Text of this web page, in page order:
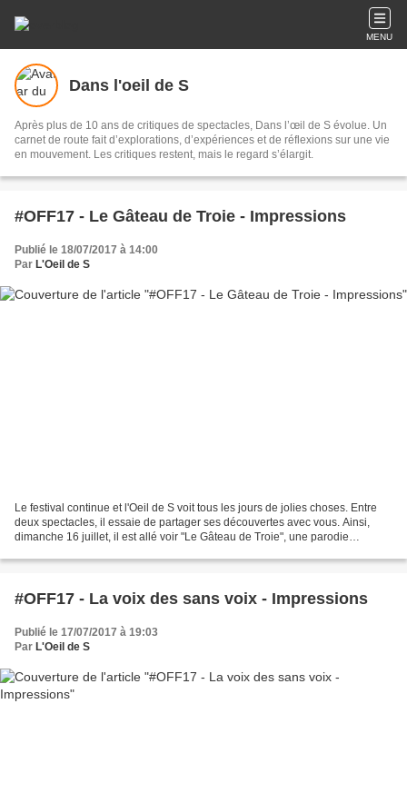
MENU
Dans l'oeil de S
Après plus de 10 ans de critiques de spectacles, Dans l’œil de S évolue. Un
carnet de route fait d’explorations, d’expériences et de réflexions sur une vie
en mouvement. Les critiques restent, mais le regard s’élargit.
#OFF17 - Le Gâteau de Troie - Impressions
Publié le 18/07/2017 à 14:00
Par L'Oeil de S
Le festival continue et l'Oeil de S voit tous les jours de jolies choses. Entre
deux spectacles, il essaie de partager ses découvertes avec vous. Ainsi,
dimanche 16 juillet, il est allé voir "Le Gâteau de Troie", une parodie
#OFF17 - La voix des sans voix - Impressions
Publié le 17/07/2017 à 19:03
Par L'Oeil de S